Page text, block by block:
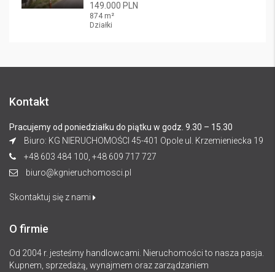
149.000 PLN
874 m²
Działki
Kontakt
Pracujemy od poniedziałku do piątku w godz. 9.30 – 15.30
Biuro: KG NIERUCHOMOŚCI 45-401 Opole ul. Krzemieniecka 19
+48 603 484 100, +48 609 717 727
biuro@kgnieruchomosci.pl
Skontaktuj się z nami
O firmie
Od 2004 r. jesteśmy handlowcami. Nieruchomości to nasza pasja.
Kupnem, sprzedażą, wynajmem oraz zarządzaniem